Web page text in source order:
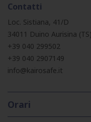
Contatti
Loc. Sistiana, 41/D
34011 Duino Aurisina (TS)
+39 040 299502
+39 040 2907149
info@kairosafe.it
Orari